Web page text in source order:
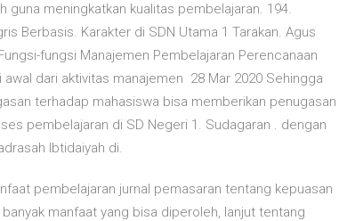
guna meningkatkan kualitas pembelajaran. 194.
Berbasis. Karakter di SDN Utama 1 Tarakan. Agus
fungsi Manajemen Pembelajaran Perencanaan
dari aktivitas manajemen 28 Mar 2020 Sehingga
terhadap mahasiswa bisa memberikan penugasan
pembelajaran di SD Negeri 1. Sudagaran . dengan
Ibtidaiyah di.
pembelajaran jurnal pemasaran tentang kepuasan
manfaat yang bisa diperoleh, lanjut tentang